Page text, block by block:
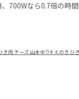
700Wなら0.7倍の時
き肉 チーズ 山本ゆり# えのき ひ